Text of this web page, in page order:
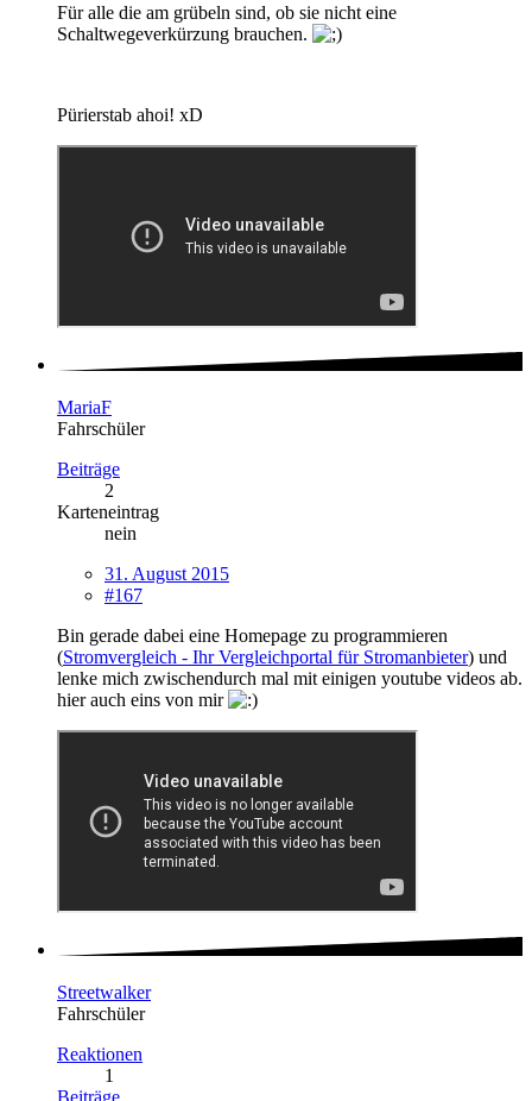
Für alle die am grübeln sind, ob sie nicht eine
Schaltwegeverkürzung brauchen.
Pürierstab ahoi! xD
MariaF
Fahrschüler
Beiträge
2
Karteneintrag
nein
31. August 2015
#167
Bin gerade dabei eine Homepage zu programmieren
(Stromvergleich - Ihr Vergleichportal für Stromanbieter) und
lenke mich zwischendurch mal mit einigen youtube videos ab.
hier auch eins von mir
Streetwalker
Fahrschüler
Reaktionen
1